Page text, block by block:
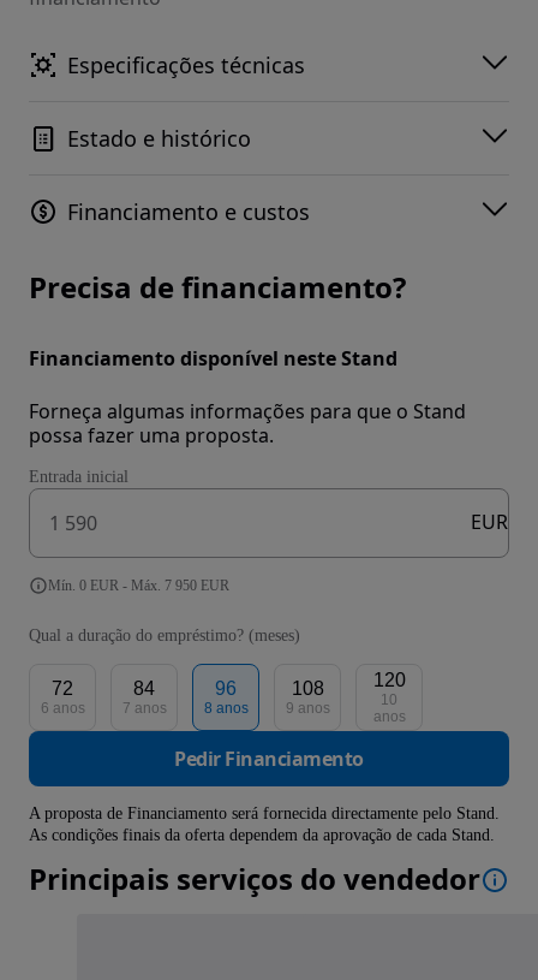
Especificações técnicas
Estado e histórico
Financiamento e custos
Precisa de financiamento?
Financiamento disponível neste Stand
Forneça algumas informações para que o Stand
possa fazer uma proposta.
Entrada inicial
EUR
Mín. 0 EUR - Máx. 7 950 EUR
Qual a duração do empréstimo? (meses)
72
6 anos
84
7 anos
96
8 anos
108
9 anos
120
10
anos
Pedir Financiamento
A proposta de Financiamento será fornecida directamente pelo Stand.
As condições finais da oferta dependem da aprovação de cada Stand.
Principais serviços do vendedor